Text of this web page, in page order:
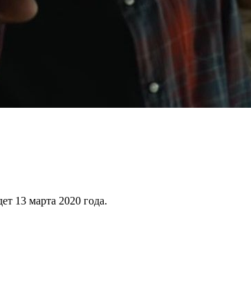
13 марта 2020 года.